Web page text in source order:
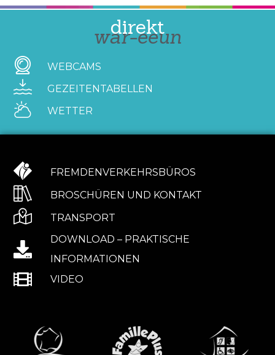
direkt
war-eeun
WEBCAMS
GEZEITENTABELLEN
WETTER
FREMDENVERKEHRSBÜROS
BROSCHÜREN UND KONTAKT
TRANSPORT
DOWNLOAD – PRAKTISCHE
INFORMATIONEN
VIDEO